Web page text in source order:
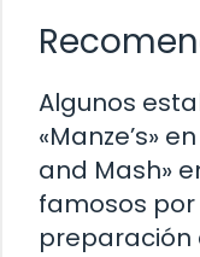
Algunos
«Manze’s»
and Mash»
famosos por
preparación